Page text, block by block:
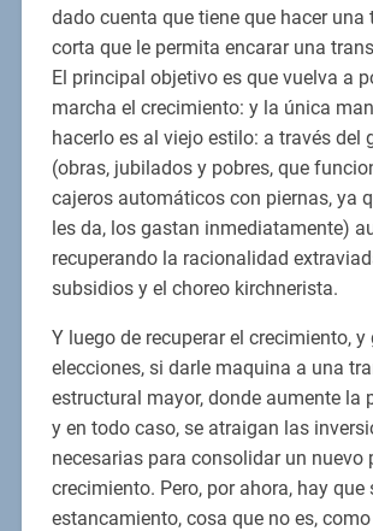
dado cuenta que tiene que hacer una
corta que le permita encarar una
El principal objetivo es que vuelva a
marcha el crecimiento: y la única
hacerlo es al viejo estilo: a través del
(obras, jubilados y pobres, que
cajeros automáticos con piernas, ya
les da, los gastan inmediatamente)
recuperando la racionalidad
subsidios y el choreo kirchnerista.
Y luego de recuperar el crecimiento, y
elecciones, si darle maquina a una
estructural mayor, donde aumente la
y en todo caso, se atraigan las
necesarias para consolidar un nuevo
crecimiento. Pero, por ahora, hay que
estancamiento, cosa que no es,